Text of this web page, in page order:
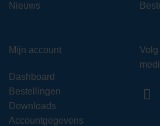
Nieuws
Mijn account
Dashboard
Bestellingen
Downloads
Accountgegevens
Volg